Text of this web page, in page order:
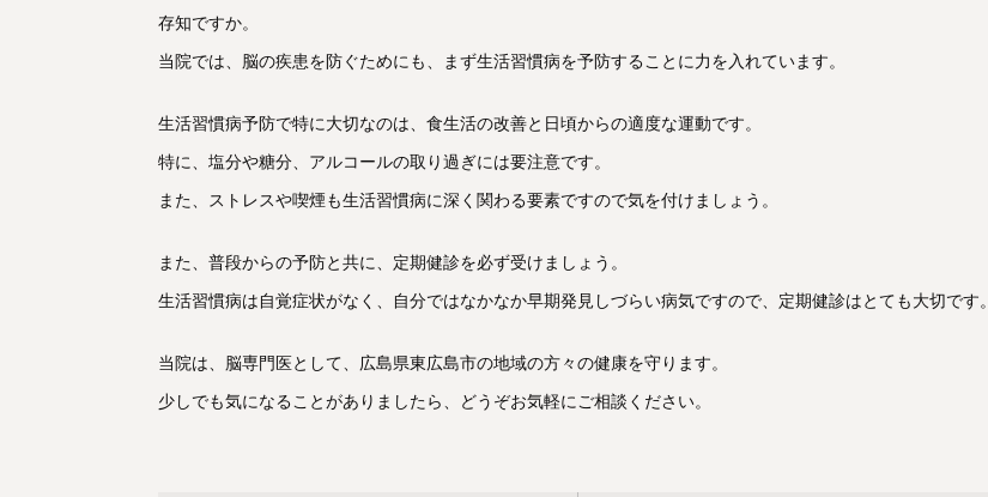
存知ですか。
当院では、脳の疾患を防ぐためにも、まず生活習慣病を予防することに力を入れています。
生活習慣病予防で特に大切なのは、食生活の改善と日頃からの適度な運動です。
特に、塩分や糖分、アルコールの取り過ぎには要注意です。
また、ストレスや喫煙も生活習慣病に深く関わる要素ですので気を付けましょう。
また、普段からの予防と共に、定期健診を必ず受けましょう。
生活習慣病は自覚症状がなく、自分ではなかなか早期発見しづらい病気ですので、定期健診はとても大切です。
当院は、脳専門医として、広島県東広島市の地域の方々の健康を守ります。
少しでも気になることがありましたら、どうぞお気軽にご相談ください。